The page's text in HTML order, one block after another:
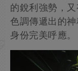
的銳利強勢，
色調傳遞出的
身份完美呼應。